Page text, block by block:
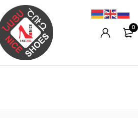
0